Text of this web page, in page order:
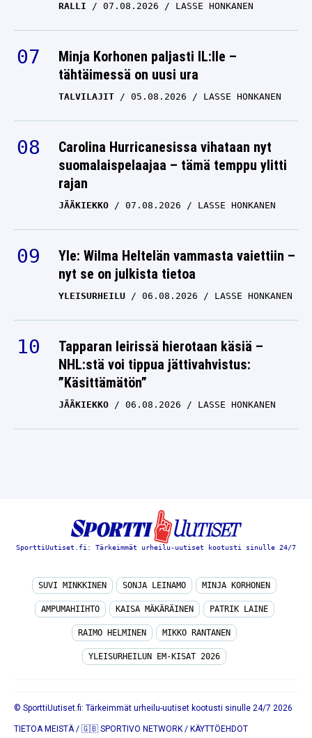
RALLI 07.08.2026 LASSE HONKANEN
Minja Korhonen paljasti IL:lle –
tähtäimessä on uusi ura
TALVILAJIT 05.08.2026 LASSE HONKANEN
Carolina Hurricanesissa vihataan nyt
suomalaispelaajaa – tämä temppu ylitti
rajan
JÄÄKIEKKO 07.08.2026 LASSE HONKANEN
Yle: Wilma Heltelän vammasta vaiettiin –
nyt se on julkista tietoa
YLEISURHEILU 06.08.2026 LASSE HONKANEN
Tapparan leirissä hierotaan käsiä –
NHL:stä voi tippua jättivahvistus:
”Käsittämätön”
JÄÄKIEKKO 06.08.2026 LASSE HONKANEN
SporttiUutiset.fi: Tärkeimmät urheilu-uutiset kootusti sinulle 24/7
SUVI MINKKINEN SONJA LEINAMO MINJA KORHONEN
AMPUMAHIIHTO KAISA MÄKÄRÄINEN PATRIK LAINE
RAIMO HELMINEN MIKKO RANTANEN
YLEISURHEILUN EM-KISAT 2026
© SporttiUutiset.fi: Tärkeimmät urheilu-uutiset kootusti sinulle 24/7 2026
TIETOA MEISTÄ/ 🇬🇧 SPORTIVO NETWORK / KÄYTTÖEHDOT